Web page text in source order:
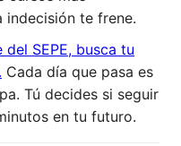
indecisión te frene.
SEPE, busca tu
Cada día que pasa es
Tú decides si seguir
en tu futuro.